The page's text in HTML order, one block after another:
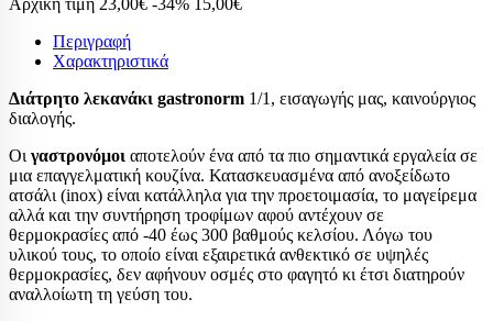
Αρχική τιμή 23,00€ -34% 15,00€
Περιγραφή
Χαρακτηριστικά
Διάτρητο λεκανάκι gastronorm 1/1, εισαγωγής μας, καινούργιος
διαλογής.
Οι γαστρονόμοι αποτελούν ένα από τα πιο σημαντικά εργαλεία σε
μια επαγγελματική κουζίνα. Κατασκευασμένα από ανοξείδωτο
ατσάλι (inox) είναι κατάλληλα για την προετοιμασία, το μαγείρεμα
αλλά και την συντήρηση τροφίμων αφού αντέχουν σε
θερμοκρασίες από -40 έως 300 βαθμούς κελσίου. Λόγω του
υλικού τους, το οποίο είναι εξαιρετικά ανθεκτικό σε υψηλές
θερμοκρασίες, δεν αφήνουν οσμές στο φαγητό κι έτσι διατηρούν
αναλλοίωτη τη γεύση του.